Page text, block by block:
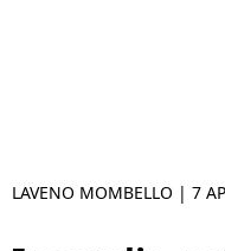
LAVENO MOMBELLO | 7